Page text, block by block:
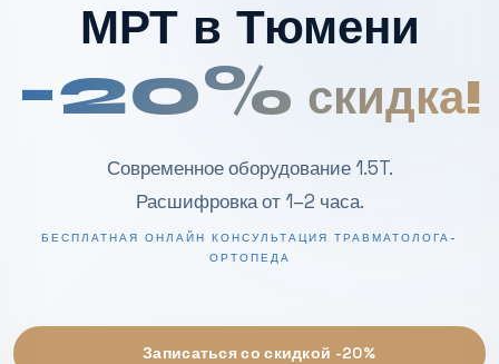
МРТ в Тюмени
-20% скидка!
Современное оборудование 1.5T.
Расшифровка от 1–2 часа.
БЕСПЛАТНАЯ ОНЛАЙН КОНСУЛЬТАЦИЯ ТРАВМАТОЛОГА-
ОРТОПЕДА
Записаться со скидкой -20%